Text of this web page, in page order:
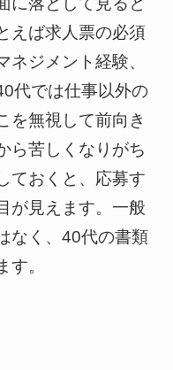
えば求人票の必須
ジメント経験、
代では仕事以外の
を無視して前向き
ら苦しくなりがち
ておくと、応募す
が見えます。一般
なく、40代の書類
。